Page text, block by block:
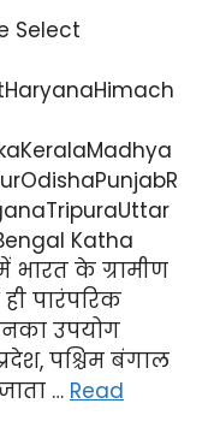
Select
Katha
भारत के ग्रामीण
पारंपरिक
उपयोग
पश्चिम बंगाल
… Read